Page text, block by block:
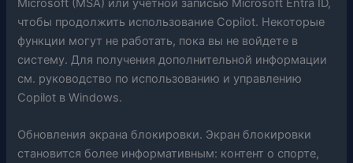
Microsoft (MSA) или учетной записью Microsoft Entra ID,
чтобы продолжить использование Copilot. Некоторые
функции могут не работать, пока вы не войдете в
систему. Для получения дополнительной информации
см. руководство по использованию и управлению
Copilot в Windows.
Обновления экрана блокировки. Экран блокировки
становится более информативным: контент о спорте,